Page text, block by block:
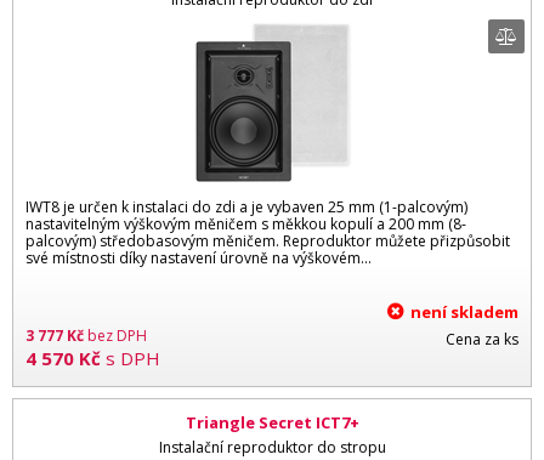
IWT8 je určen k instalaci do zdi a je vybaven 25 mm (1-palcovým)
nastavitelným výškovým měničem s měkkou kopulí a 200 mm (8-
palcovým) středobasovým měničem. Reproduktor můžete přizpůsobit
své místnosti díky nastavení úrovně na výškovém...
3 777 Kčbez DPH
4 570 Kč s DPH
není skladem
Cena za ks
Triangle Secret ICT7+
Instalační reproduktor do stropu